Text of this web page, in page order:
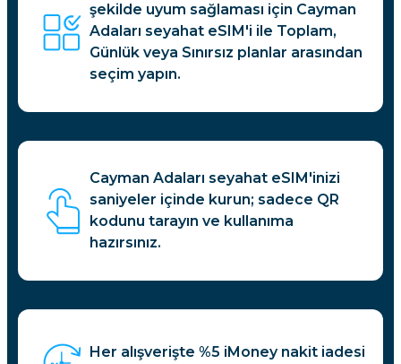
şekilde uyum sağlaması için Cayman
Adaları seyahat eSIM'i ile Toplam,
Günlük veya Sınırsız planlar arasından
seçim yapın.
Cayman Adaları seyahat eSIM'inizi
saniyeler içinde kurun; sadece QR
kodunu tarayın ve kullanıma
hazırsınız.
Her alışverişte %5 iMoney nakit iadesi